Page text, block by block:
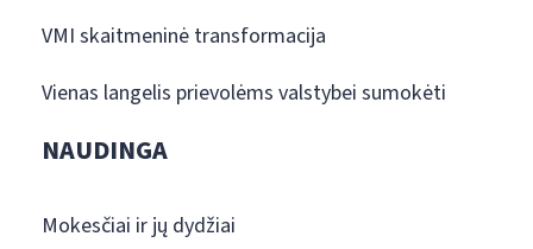
VMI skaitmeninė transformacija
Vienas langelis prievolėms valstybei sumokėti
NAUDINGA
Mokesčiai ir jų dydžiai